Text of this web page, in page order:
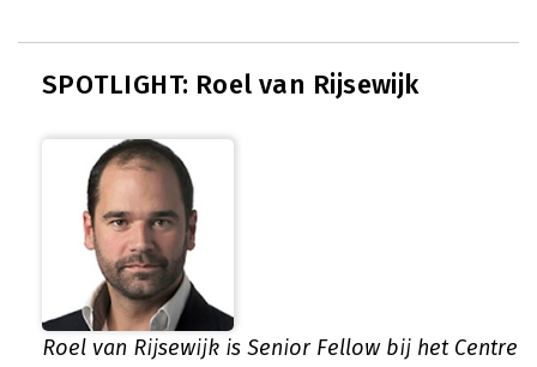
SPOTLIGHT: Roel van Rijsewijk
Roel van Rijsewijk is Senior Fellow bij het Centre